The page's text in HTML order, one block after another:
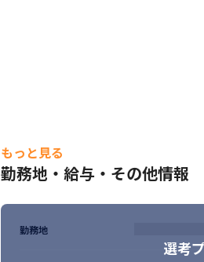
◆最先端領域が強み
近年、急速に発展しているAR/VR・AIの
最先端技術を活用した新たなビジネス創
当社の大きな強みです。
もっと見る
勤務地・給与・その他情報
選考
勤務地